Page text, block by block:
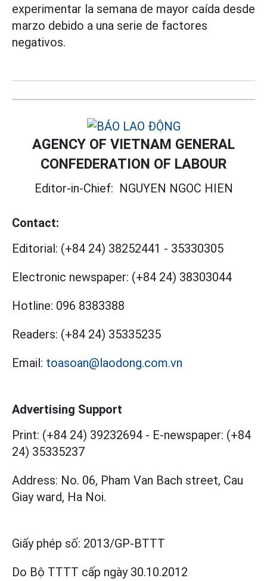
experimentar la semana de mayor caída desde
marzo debido a una serie de factores
negativos.
AGENCY OF VIETNAM GENERAL
CONFEDERATION OF LABOUR
Editor-in-Chief: NGUYEN NGOC HIEN
Contact:
Editorial: (+84 24) 38252441 - 35330305
Electronic newspaper: (+84 24) 38303044
Hotline: 096 8383388
Readers: (+84 24) 35335235
Email: toasoan@laodong.com.vn
Advertising Support
Print: (+84 24) 39232694 - E-newspaper: (+84
24) 35335237
Address: No. 06, Pham Van Bach street, Cau
Giay ward, Ha Noi.
Giấy phép số: 2013/GP-BTTT
Do Bộ TTTT cấp ngày 30.10.2012